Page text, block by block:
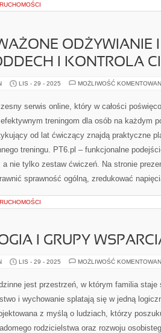
ODŻYWIANIE
I KONTROLA
LIS - 29 - 2025 MOŻLIWOŚĆ
serwis online, który w całości
treningom dla osób na każdym
od lat ćwiczący znajdą praktyczne
treningu. PT6.pl – funkcjonalne
nie tylko zestaw ćwiczeń. Na stronie
sprawność ogólną, zredukować
I GRUPY
LIS - 29 - 2025 MOŻLIWOŚĆ
jest przestrzeń, w którym familia
i wychowanie splatają się w jedną
z myślą o ludziach, którzy
rodzicielstwa oraz rozwoju